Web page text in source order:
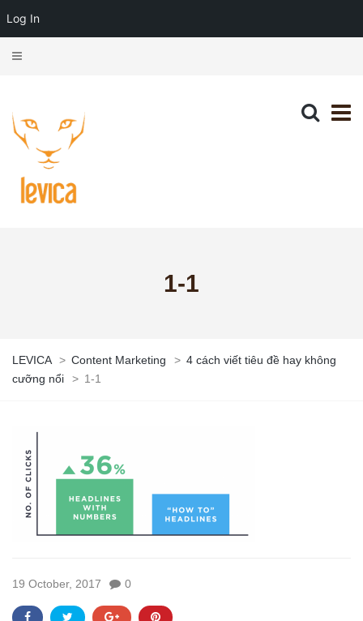
1-1
LEVICA > Content Marketing > 4 cách viết tiêu đề hay không
cưỡng nổi
> 1-1
19 October, 2017 0
Log In